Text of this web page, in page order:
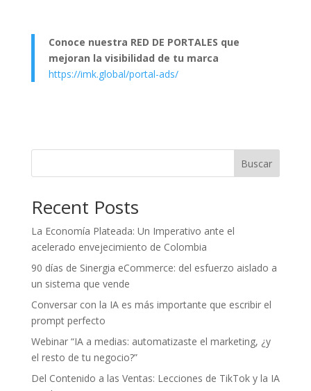
Conoce nuestra RED DE PORTALES que
mejoran la visibilidad de tu marca
https://imk.global/portal-ads/
Buscar
Recent Posts
La Economía Plateada: Un Imperativo ante el
acelerado envejecimiento de Colombia
90 días de Sinergia eCommerce: del esfuerzo aislado a
un sistema que vende
Conversar con la IA es más importante que escribir el
prompt perfecto
Webinar “IA a medias: automatizaste el marketing, ¿y
el resto de tu negocio?”
Del Contenido a las Ventas: Lecciones de TikTok y la IA